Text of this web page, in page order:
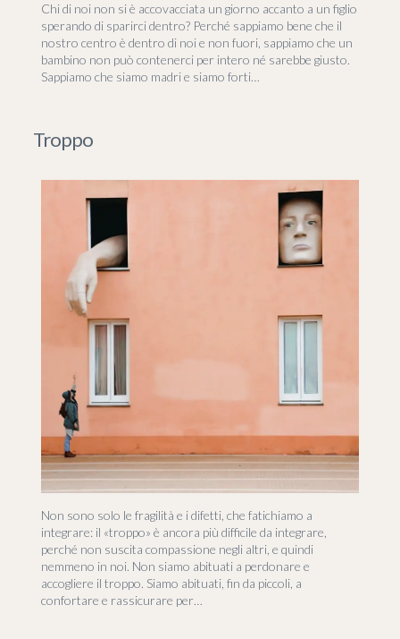
Chi di noi non si è accovacciata un giorno accanto a un figlio
sperando di sparirci dentro? Perché sappiamo bene che il
nostro centro è dentro di noi e non fuori, sappiamo che un
bambino non può contenerci per intero né sarebbe giusto.
Sappiamo che siamo madri e siamo forti…
Troppo
Non sono solo le fragilità e i difetti, che fatichiamo a
integrare: il «troppo» è ancora più difficile da integrare,
perché non suscita compassione negli altri, e quindi
nemmeno in noi. Non siamo abituati a perdonare e
accogliere il troppo. Siamo abituati, fin da piccoli, a
confortare e rassicurare per…